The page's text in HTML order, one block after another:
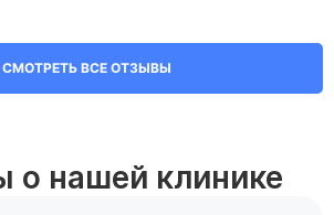
СМОТРЕТЬ ВСЕ ОТЗЫВЫ
о нашей клинике